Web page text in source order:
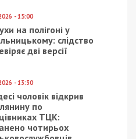
руйнування, поранено
літнього чоловіка